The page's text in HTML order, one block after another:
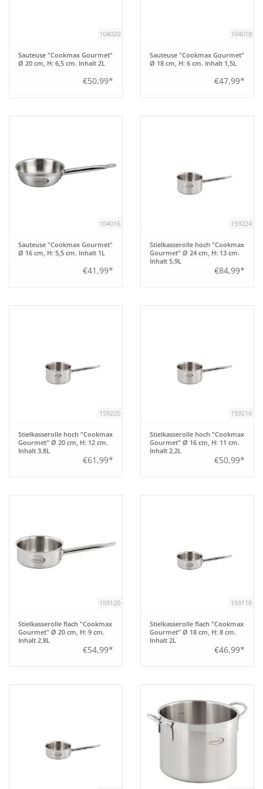
104020
Sauteuse "Cookmax Gourmet"
Ø 20 cm, H: 6,5 cm. Inhalt 2L
€50,99*
104018
Sauteuse "Cookmax Gourmet"
Ø 18 cm, H: 6 cm. Inhalt 1,5L
€47,99*
104016
Sauteuse "Cookmax Gourmet"
Ø 16 cm, H: 5,5 cm. Inhalt 1L
€41,99*
159224
Stielkasserolle hoch "Cookmax
Gourmet" Ø 24 cm, H: 13 cm.
Inhalt 5,9L
€84,99*
159220
Stielkasserolle hoch "Cookmax
Gourmet" Ø 20 cm, H: 12 cm.
Inhalt 3,8L
€61,99*
159216
Stielkasserolle hoch "Cookmax
Gourmet" Ø 16 cm, H: 11 cm.
Inhalt 2,2L
€50,99*
159120
Stielkasserolle flach "Cookmax
Gourmet" Ø 20 cm, H: 9 cm.
Inhalt 2,8L
€54,99*
159118
Stielkasserolle flach "Cookmax
Gourmet" Ø 18 cm, H: 8 cm.
Inhalt 2L
€46,99*